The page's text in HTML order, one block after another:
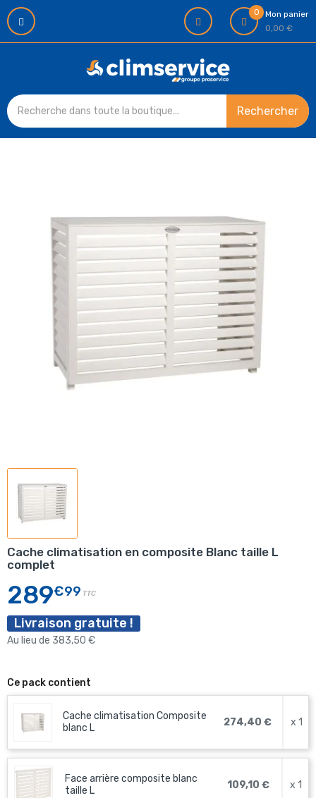
0
Mon panier
0,00 €
Rechercher
Cache climatisation en composite Blanc taille L
complet
289€99 TTC
Livraison gratuite !
Au lieu de 383,50 €
Ce pack contient
Cache climatisation Composite
blanc L
274,40 € x 1
Face arrière composite blanc
taille L
109,10 € x 1